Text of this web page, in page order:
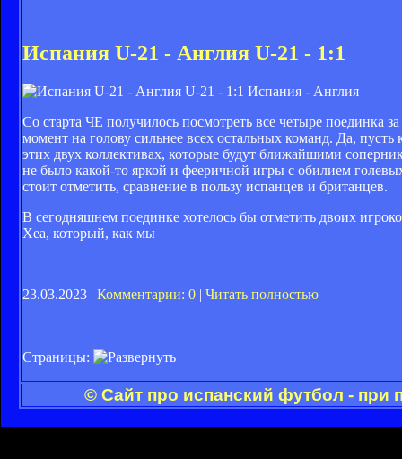
Испания U-21 - Англия U-21 - 1:1
Испания - Англия
Со старта ЧЕ получилось посмотреть все четыре поединка
момент на голову сильнее всех остальных команд. Да,
этих двух коллективах, которые будут ближайшими
не было какой-то яркой и фееричной игры с обилием
стоит отметить, сравнение в пользу испанцев и британцев.
В сегодняшнем поединке хотелось бы отметить двоих
Хеа, который, как мы
23.03.2023 | Комментарии: 0 | Читать полностью
Страницы:
© Сайт про испанский футбол - при